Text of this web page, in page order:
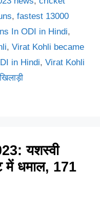
, fastest 13000
In ODI in Hindi,
, Virat Kohli became
in Hindi, Virat Kohli
यशस्वी
में धमाल, 171